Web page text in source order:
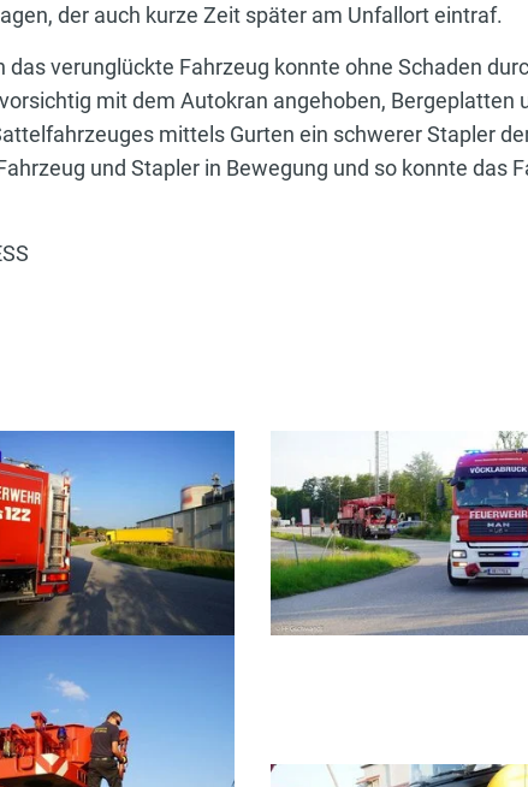
der auch kurze Zeit später am Unfallort eintraf.
verunglückte Fahrzeug konnte ohne Schaden
mit dem Autokran angehoben, Bergeplatten
mittels Gurten ein schwerer Stapler
und Stapler in Bewegung und so konnte das